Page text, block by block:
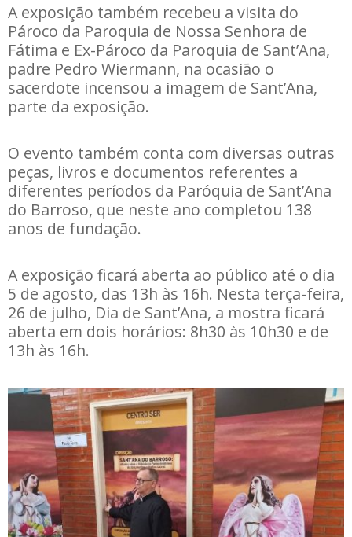
A exposição também recebeu a visita do
Pároco da Paroquia de Nossa Senhora de
Fátima e Ex-Pároco da Paroquia de Sant’Ana,
padre Pedro Wiermann, na ocasião o
sacerdote incensou a imagem de Sant’Ana,
parte da exposição.
O evento também conta com diversas outras
peças, livros e documentos referentes a
diferentes períodos da Paróquia de Sant’Ana
do Barroso, que neste ano completou 138
anos de fundação.
A exposição ficará aberta ao público até o dia
5 de agosto, das 13h às 16h. Nesta terça-feira,
26 de julho, Dia de Sant’Ana, a mostra ficará
aberta em dois horários: 8h30 às 10h30 e de
13h às 16h.